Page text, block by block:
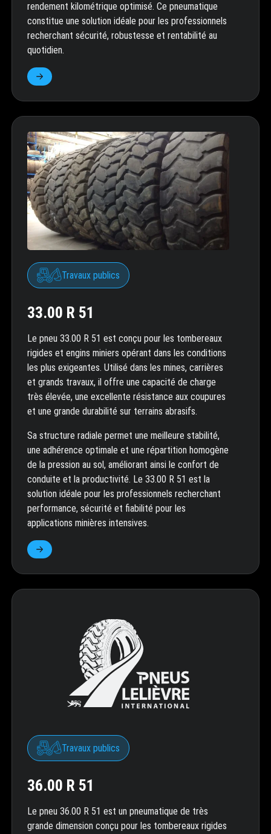
rendement kilométrique optimisé. Ce pneumatique
constitue une solution idéale pour les professionnels
recherchant sécurité, robustesse et rentabilité au
quotidien.
Travaux publics
33.00 R 51
Le pneu 33.00 R 51 est conçu pour les tombereaux
rigides et engins miniers opérant dans les conditions
les plus exigeantes. Utilisé dans les mines, carrières
et grands travaux, il offre une capacité de charge
très élevée, une excellente résistance aux coupures
et une grande durabilité sur terrains abrasifs.
Sa structure radiale permet une meilleure stabilité,
une adhérence optimale et une répartition homogène
de la pression au sol, améliorant ainsi le confort de
conduite et la productivité. Le 33.00 R 51 est la
solution idéale pour les professionnels recherchant
performance, sécurité et fiabilité pour les
applications minières intensives.
Travaux publics
36.00 R 51
Le pneu 36.00 R 51 est un pneumatique de très
grande dimension conçu pour les tombereaux rigides